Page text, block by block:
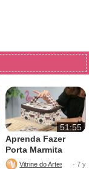
Revista Marileny Ponto Cruz
51:55
Aprenda Fazer
Porta Marmita
Térmica
Vitrine do Artesanato
· 7 y